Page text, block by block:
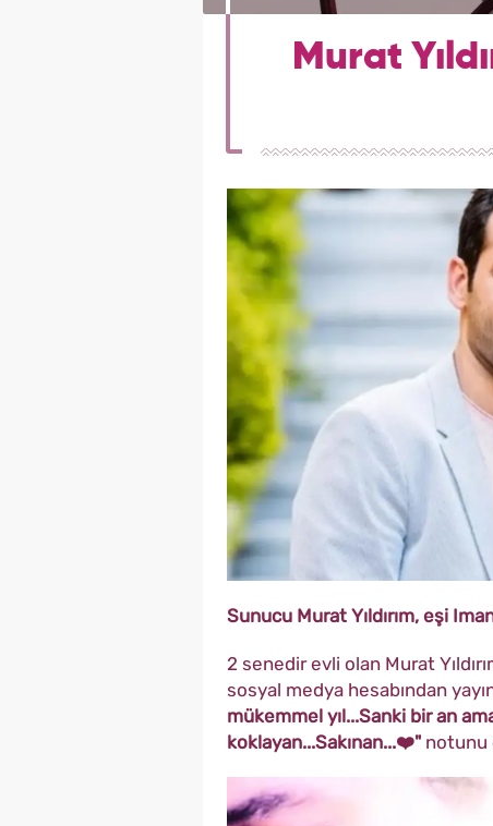
Murat
Sunucu Murat Yıldırım, eşi
2 senedir evli olan Murat
sosyal medya hesabından
mükemmel yıl...Sanki bir an
koklayan...Sakınan...❤️" notunu